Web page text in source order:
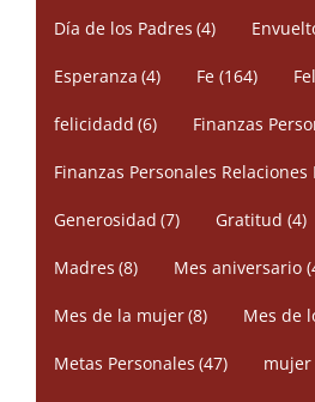
Día de los Padres (4)
Esperanza (4) Fe (164)
felicidadd (6) Finanzas
Finanzas Personales Relaciones
Generosidad (7) Gratitud (4)
Madres (8) Mes aniversario
Mes de la mujer(8) Mes de
Metas Personales (47)